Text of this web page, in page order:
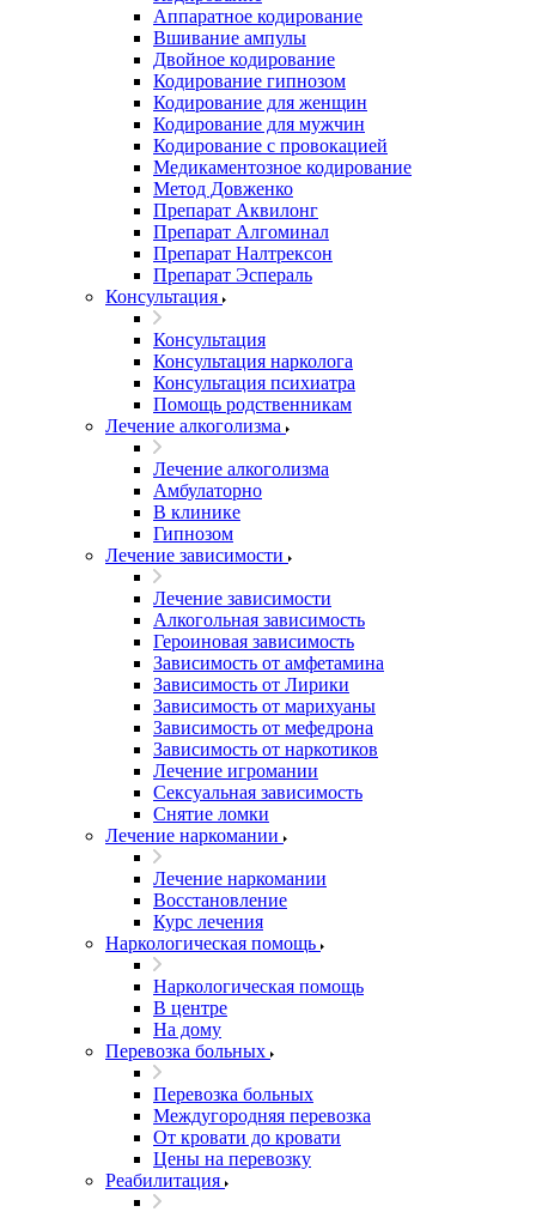
Аппаратное кодирование
Вшивание ампулы
Двойное кодирование
Кодирование гипнозом
Кодирование для женщин
Кодирование для мужчин
Кодирование с провокацией
Медикаментозное кодирование
Метод Довженко
Препарат Аквилонг
Препарат Алгоминал
Препарат Налтрексон
Препарат Эспераль
Консультация
Консультация
Консультация нарколога
Консультация психиатра
Помощь родственникам
Лечение алкоголизма
Лечение алкоголизма
Амбулаторно
В клинике
Гипнозом
Лечение зависимости
Лечение зависимости
Алкогольная зависимость
Героиновая зависимость
Зависимость от амфетамина
Зависимость от Лирики
Зависимость от марихуаны
Зависимость от мефедрона
Зависимость от наркотиков
Лечение игромании
Сексуальная зависимость
Снятие ломки
Лечение наркомании
Лечение наркомании
Восстановление
Курс лечения
Наркологическая помощь
Наркологическая помощь
В центре
На дому
Перевозка больных
Перевозка больных
Междугородняя перевозка
От кровати до кровати
Цены на перевозку
Реабилитация